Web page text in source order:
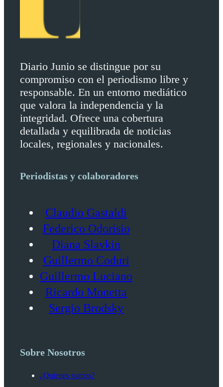
Diario Junio se distingue por su
compromiso con el periodismo libre y
responsable. En un entorno mediático
que valora la independencia y la
integridad. Ofrece una cobertura
detallada y equilibrada de noticias
locales, regionales y nacionales.
Periodistas y colaboradores
Claudio Gastaldi
Federico Odorisio
Diana Slavkin
Guillermo Coduri
Guillermo Luciano
Ricardo Monetta
Sergio Brodsky
Sobre Nosotros
¿Quienes somos?